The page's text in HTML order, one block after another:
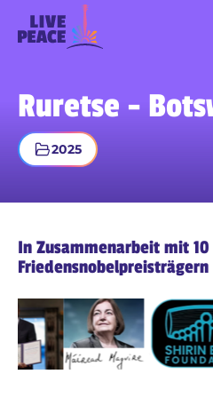
Das Projekt
Ruretse -
2025
In Zusammenarbeit mit 10
Friedensnobelpreisträgern